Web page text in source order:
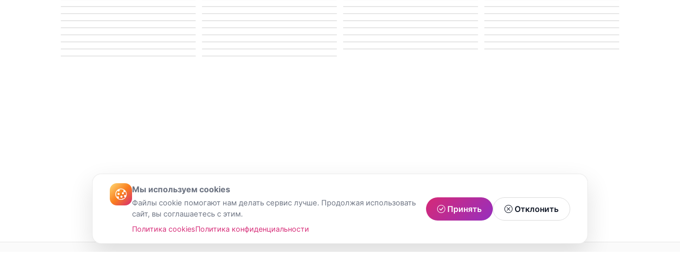
Мы используем cookies
Файлы cookie помогают нам делать сервис лучше. Продолжая использовать
сайт, вы соглашаетесь с этим.
Политика cookiesПолитика конфиденциальности
Принять Отклонить